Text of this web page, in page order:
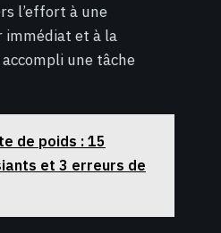
l’effort à une
immédiat et à la
une tâche
de poids : 15
et 3 erreurs de